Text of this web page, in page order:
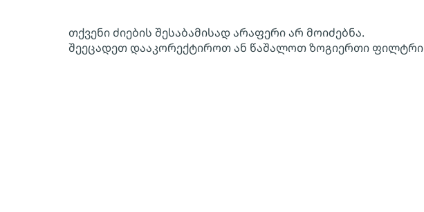
თქვენი ძიების შესაბამისად არაფერი არ მოიძებნა.
შეეცადეთ დააკორექტიროთ ან წაშალოთ ზოგიერთი ფილტრი